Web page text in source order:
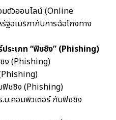
มตัวออนไลน์ (Online
อเมริกากับการฉ้อโกงทาง
ระเภท “ฟิชชิง” (Phishing)
ง (Phishing)
ฟิชชิง (Phishing)
.บ.คอมพิวเตอร์ กับฟิชชิง